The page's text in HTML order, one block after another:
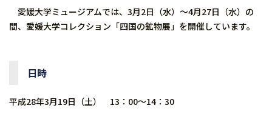
愛媛大学ミュージアムでは、3月2日（水）〜4月27日（水）の
間、愛媛大学コレクション「四国の鉱物展」を開催しています。
日時
平成28年3月19日（土） 13：00〜14：30